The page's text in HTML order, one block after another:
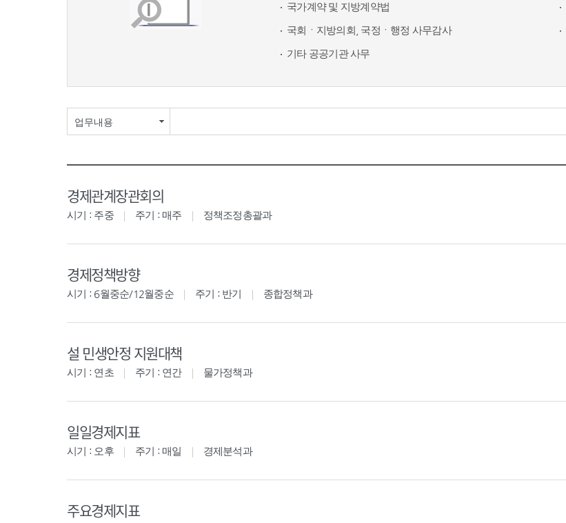
국가계약 및 지방계약법
국회ㆍ지방의회, 국정ㆍ행정 사무감사
기타 공공기관 사무
업무내용
경제관계장관회의
시기 : 주중 주기 : 매주 정책조정총괄과
경제정책방향
시기 : 6월중순/12월중순 주기 : 반기 종합정책과
설 민생안정 지원대책
시기 : 연초 주기 : 연간 물가정책과
일일경제지표
시기 : 오후 주기 : 매일 경제분석과
주요경제지표